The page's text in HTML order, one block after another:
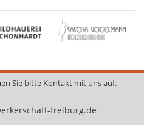
Sie bitte Kontakt mit uns auf.
freiburg.de